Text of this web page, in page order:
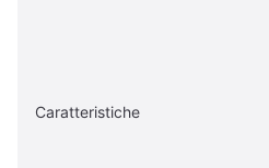
Caratteristiche